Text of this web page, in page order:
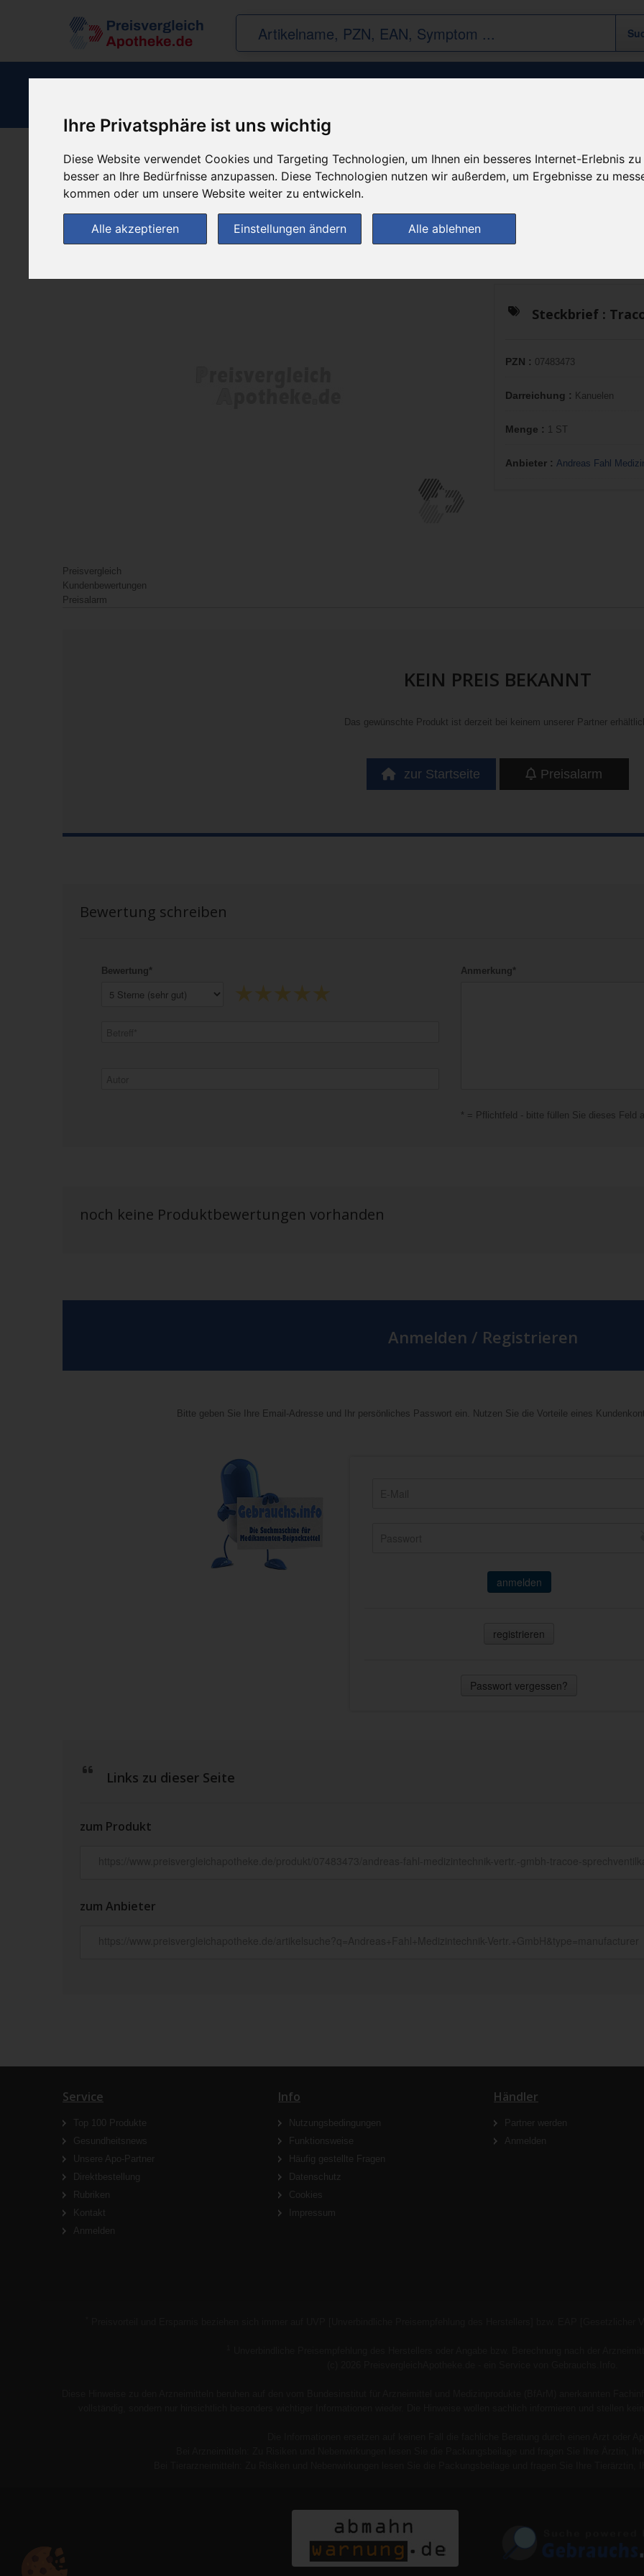
Ihre Privatsphäre ist uns wichtig
Diese Website verwendet Cookies und Targeting Technologien, um Ihnen ein besseres Internet-Erlebnis
besser an Ihre Bedürfnisse anzupassen. Diese Technologien nutzen wir außerdem, um Ergebnisse zu
kommen oder um unsere Website weiter zu entwickeln.
Alle akzeptieren Einstellungen ändern Alle ablehnen
Produkt empfehlen
Steckbrief :
PZN : 07483473
Darreichung : Kanuelen
Menge : 1 ST
Anbieter : Andreas Fahl
Preisvergleich
Kundenbewertungen
Preisalarm
KEIN PREIS BEKANNT
Das gewünschte Produkt ist derzeit bei keinem unserer Partner
zur Startseite Preisalarm
Bewertung schreiben
Bewertung* Anmerkung*
* = Pflichtfeld - bitte füllen Sie dieses Feld
noch keine Produktbewertungen vorhanden
Anmelden / Registrieren
Bitte geben Sie Ihre Email-Adresse und Ihr persönliches Passwort ein. Nutzen Sie die Vorteile eines
anmelden
registrieren
Passwort vergessen?
Links zu dieser Seite
zum Produkt
zum Anbieter
Service
Top 100 Produkte
Gesundheitsnews
Unsere Apo-Partner
Direktbestellung
Rubriken
Kontakt
Anmelden
Info
Nutzungsbedingungen
Funktionsweise
Häufig gestellte Fragen
Datenschutz
Cookies
Impressum
Händler
Partner werden
Anmelden